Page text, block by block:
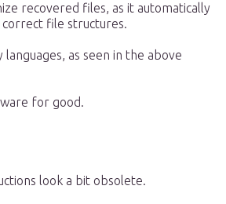
recovered files, as it automatically
file structures.
as seen in the above
for good.
look a bit obsolete.